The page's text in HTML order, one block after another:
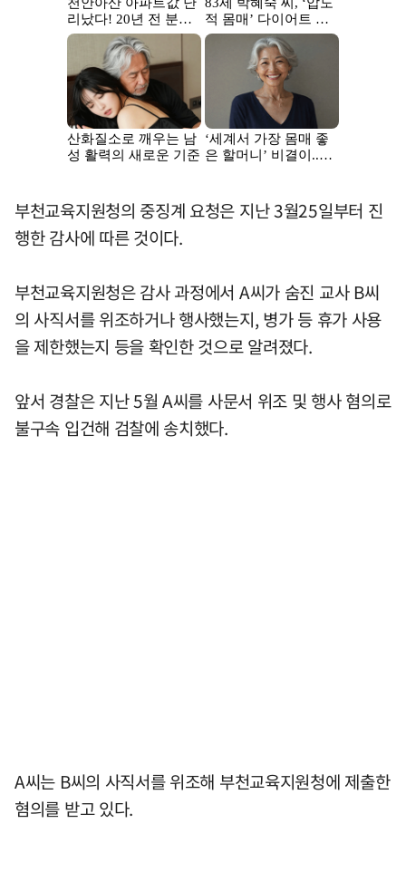
부천교육지원청의 중징계 요청은 지난 3월25일부터 진
행한 감사에 따른 것이다.
부천교육지원청은 감사 과정에서 A씨가 숨진 교사 B씨
의 사직서를 위조하거나 행사했는지, 병가 등 휴가 사용
을 제한했는지 등을 확인한 것으로 알려졌다.
앞서 경찰은 지난 5월 A씨를 사문서 위조 및 행사 혐의로
불구속 입건해 검찰에 송치했다.
A씨는 B씨의 사직서를 위조해 부천교육지원청에 제출한
혐의를 받고 있다.